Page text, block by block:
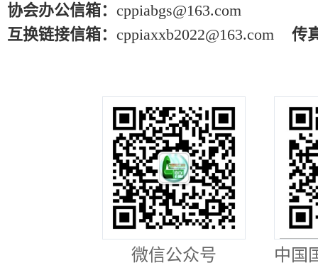
协会办公信箱： cppiabgs@163.com
互换链接信箱： cppiaxxb2022@163.com 传
微信公众号 中国